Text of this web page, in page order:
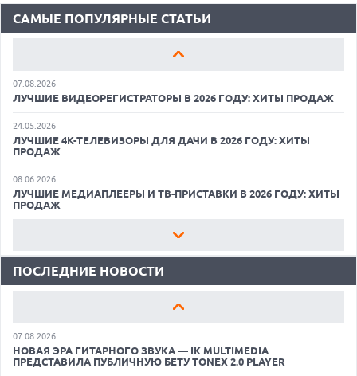
САМЫЕ ПОПУЛЯРНЫЕ СТАТЬИ
ЛЕТОМ: ВЫБОР ZOOM
07.08.2026
ЛУЧШИЕ ВИДЕОРЕГИСТРАТОРЫ В 2026 ГОДУ: ХИТЫ ПРОДАЖ
24.05.2026
ЛУЧШИЕ 4K-ТЕЛЕВИЗОРЫ ДЛЯ ДАЧИ В 2026 ГОДУ: ХИТЫ
ПРОДАЖ
08.06.2026
ЛУЧШИЕ МЕДИАПЛЕЕРЫ И ТВ-ПРИСТАВКИ В 2026 ГОДУ: ХИТЫ
ПРОДАЖ
ПОДКЛЮЧЕНИЯ К ТЕЛЕВИЗОРУ: ВЫБОР ZOOM
11.06.2026
ПРИСПОСОБЛЕНИЯ ДЛЯ ДОМА
11.05.2026
КАК БЕСПЛАТНО РЕДАКТИРОВАТЬ ФОТОГРАФИИ С ПОМОЩЬЮ
НЕЙРОСЕТЕЙ: ЛУЧШИЕ ПРИЛОЖЕНИЯ И СЕРВИСЫ
ПОСЛЕДНИЕ НОВОСТИ
06.08.2026
ИИ-ПОИСК SHOPIFY УВЕЛИЧИЛ ТРАФИК И ПРОДАЖИ В ТРИ
РАЗА
ОПЕРАТОРОМ ИНДУСТРИИ РОБОТАКСИ
ТОЛЩИНОЙ 4,7 ММ И 12" OLED МАТРИЦЕЙ
07.08.2026
НОВАЯ ЭРА ГИТАРНОГО ЗВУКА — IK MULTIMEDIA
ПРЕДСТАВИЛА ПУБЛИЧНУЮ БЕТУ TONEX 2.0 PLAYER